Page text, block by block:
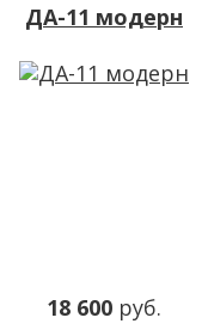
ДА-11 модерн
18 600 руб.